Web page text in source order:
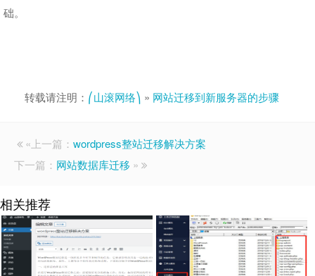
础。
转载请注明： ⎛山滚网络⎞ » 网站迁移到新服务器的步骤
«上一篇： wordpress整站迁移解决方案
下一篇： 网站数据库迁移 »
相关推荐